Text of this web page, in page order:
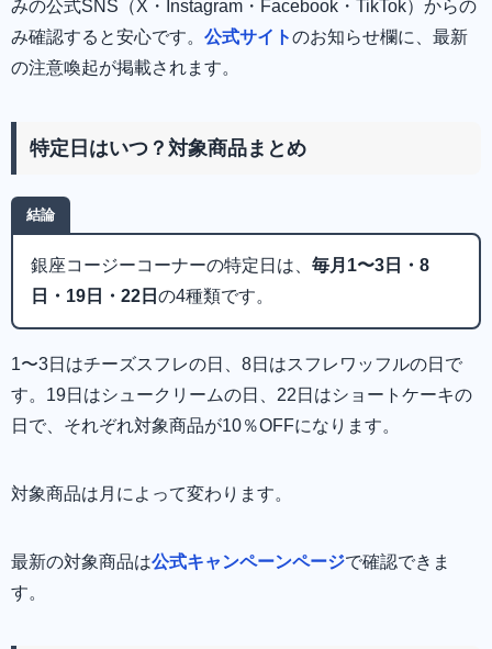
みの公式SNS（X・Instagram・Facebook・TikTok）からの
み確認すると安心です。 公式サイトのお知らせ欄に、最新
の注意喚起が掲載されます。
特定日はいつ？対象商品まとめ
結論
銀座コージーコーナーの特定日は、 毎月1〜3日・8
日・19日・22日 の4種類です。
1〜3日はチーズスフレの日、8日はスフレワッフルの日で
す。19日はシュークリームの日、22日はショートケーキの
日で、それぞれ対象商品が10％OFFになります。
対象商品は月によって変わります。
最新の対象商品は公式キャンペーンページで確認できま
す。